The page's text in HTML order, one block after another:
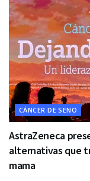
CÁNCER DE SENO
AstraZeneca
alternativas que
mama